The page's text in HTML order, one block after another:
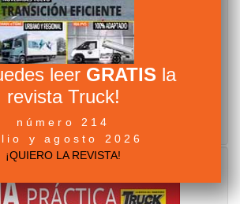
leer GRATIS la
revista Truck!
número 214
y agosto 2026
¡QUIERO LA REVISTA!